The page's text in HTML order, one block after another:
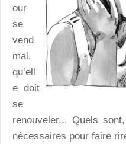
our
se
vend
mal,
qu’ell
e doit
se
renouveler... Quels
nécessaires pour faire